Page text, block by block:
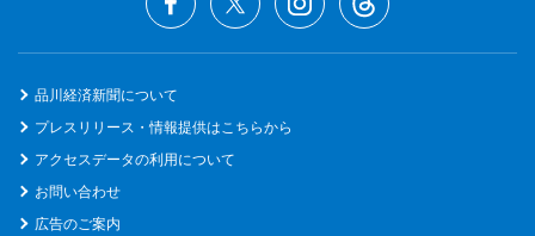
品川経済新聞について
プレスリリース・情報提供はこちらから
アクセスデータの利用について
お問い合わせ
広告のご案内